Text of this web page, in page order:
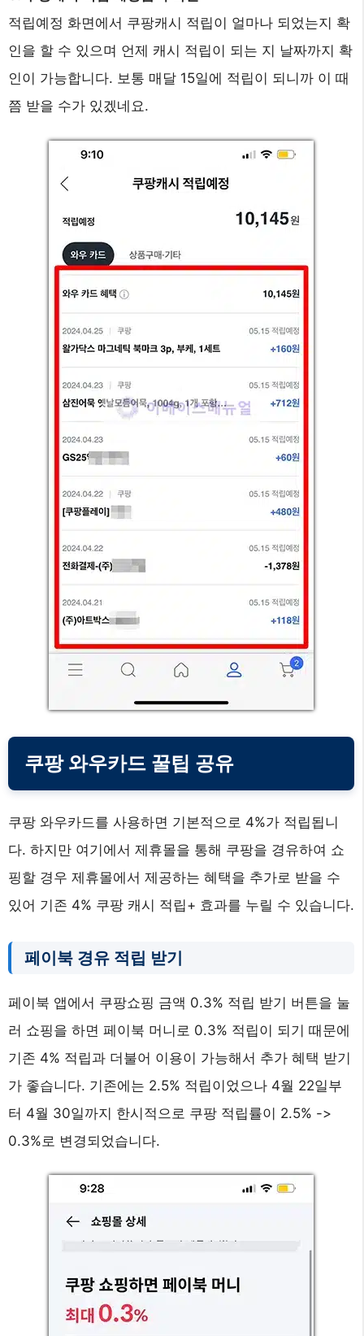
적립예정 화면에서 쿠팡캐시 적립이 얼마나 되었는지 확
인을 할 수 있으며 언제 캐시 적립이 되는 지 날짜까지 확
인이 가능합니다. 보통 매달 15일에 적립이 되니까 이 때
쯤 받을 수가 있겠네요.
쿠팡 와우카드 꿀팁 공유
쿠팡 와우카드를 사용하면 기본적으로 4%가 적립됩니
다. 하지만 여기에서 제휴몰을 통해 쿠팡을 경유하여 쇼
핑할 경우 제휴몰에서 제공하는 혜택을 추가로 받을 수
있어 기존 4% 쿠팡 캐시 적립+ 효과를 누릴 수 있습니다.
페이북 경유 적립 받기
페이북 앱에서 쿠팡쇼핑 금액 0.3% 적립 받기 버튼을 눌
러 쇼핑을 하면 페이북 머니로 0.3% 적립이 되기 때문에
기존 4% 적립과 더불어 이용이 가능해서 추가 혜택 받기
가 좋습니다. 기존에는 2.5% 적립이었으나 4월 22일부
터 4월 30일까지 한시적으로 쿠팡 적립률이 2.5% ->
0.3%로 변경되었습니다.